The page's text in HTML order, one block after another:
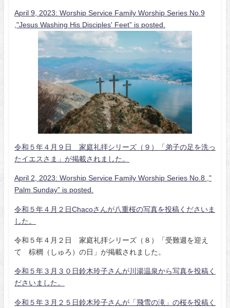
April 9, 2023: Worship Service Family Worship Series No.9
,"Jesus Washing His Disciples' Feet” is posted.
令和５年４月９日 家庭礼拝シリーズ（９）「弟子の足を洗っ
たイエスさま」が掲載されました。
April 2, 2023: Worship Service Family Worship Series No.8 ,"
Palm Sunday” is posted.
令和５年４月２日Chacoさんが八重桜の写真を投稿くださいま
した。
令和５年４月２日 家庭礼拝シリーズ（８）「受難週を迎え
て 棕櫚（しゅろ）の日」が掲載されました。
令和５年３月３０日鈴木玲子さんが川湯温泉から写真を投稿く
ださいました。
令和５年３月２５日鈴木玲子さんが「飛雪の滝」の桜を投稿く